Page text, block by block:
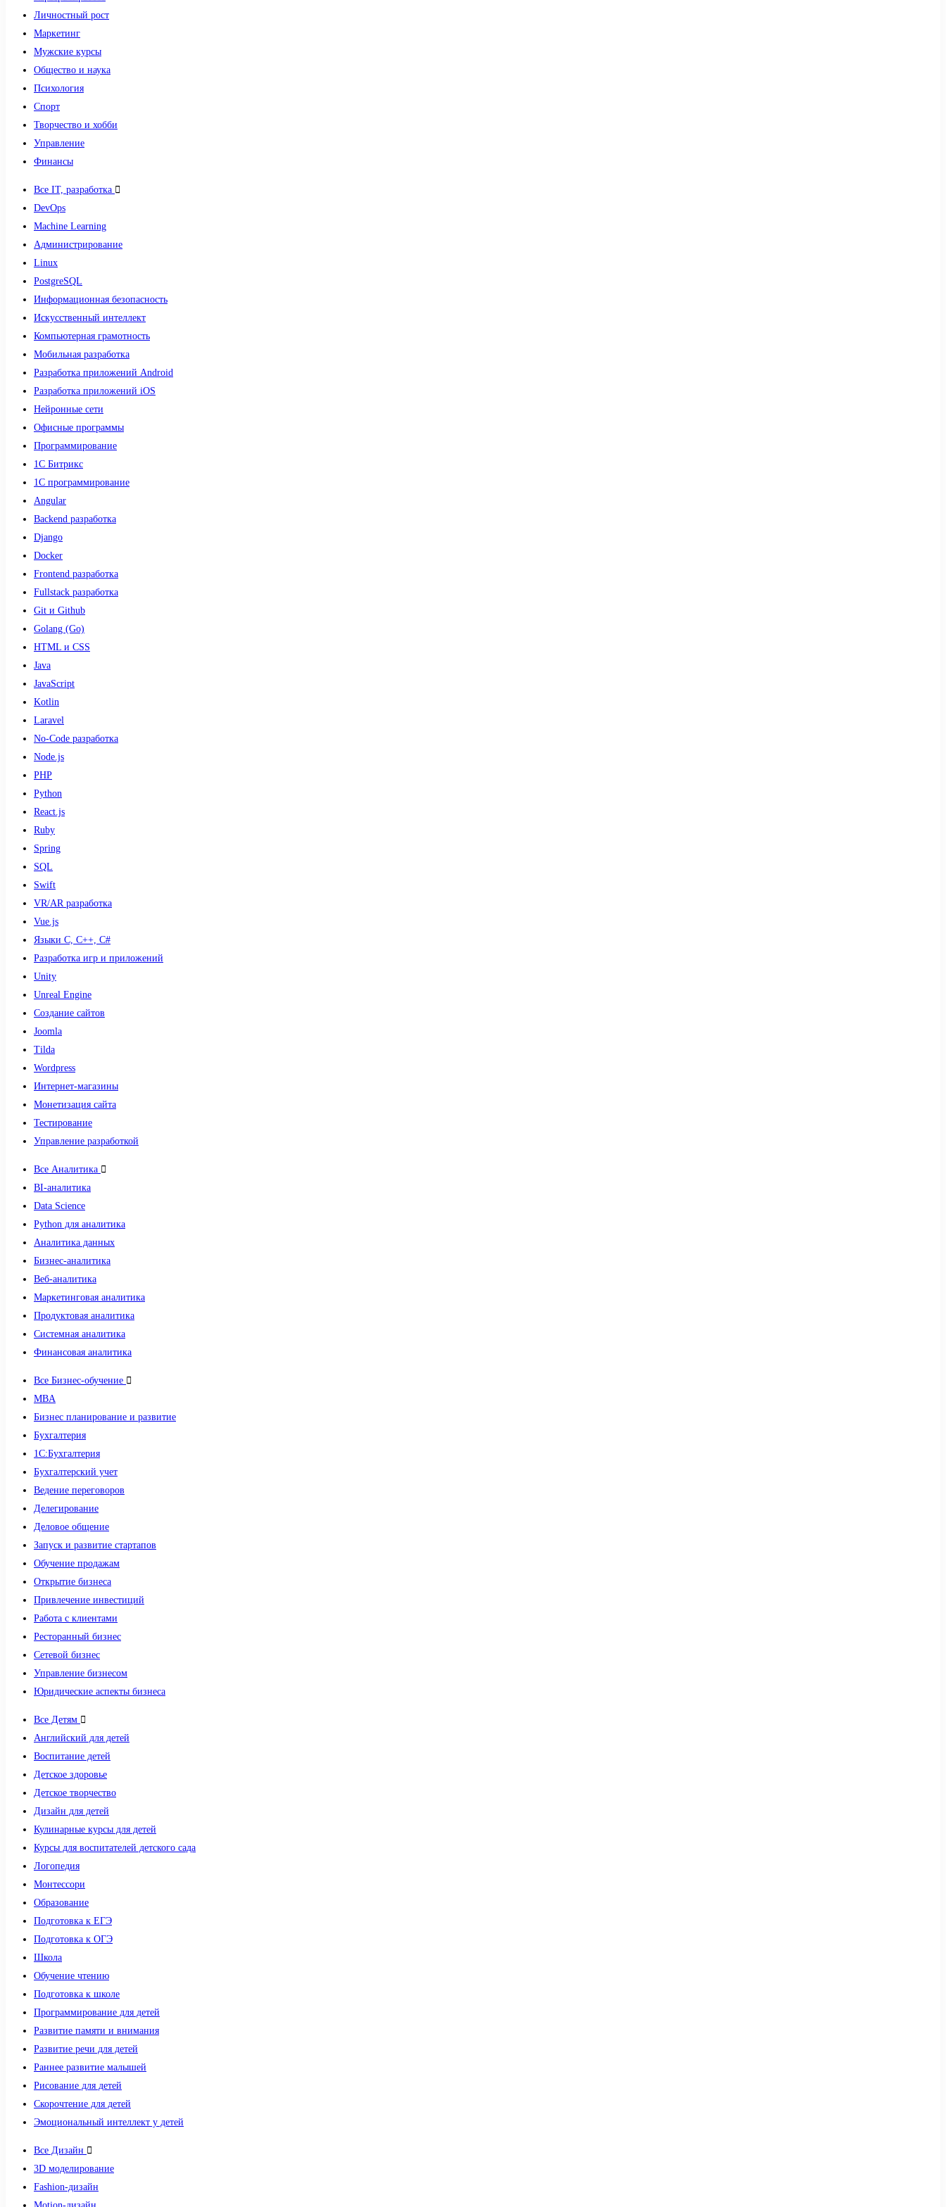
Личностный рост
Маркетинг
Мужские курсы
Общество и наука
Психология
Спорт
Творчество и хобби
Управление
Финансы
Все IT, разработка
DevOps
Machine Learning
Администрирование
Linux
PostgreSQL
Информационная безопасность
Искусственный интеллект
Компьютерная грамотность
Мобильная разработка
Разработка приложений Android
Разработка приложений iOS
Нейронные сети
Офисные программы
Программирование
1С Битрикс
1С программирование
Angular
Backend разработка
Django
Docker
Frontend разработка
Fullstack разработка
Git и Github
Golang (Go)
HTML и CSS
Java
JavaScript
Kotlin
Laravel
No-Code разработка
Node.js
PHP
Python
React.js
Ruby
Spring
SQL
Swift
VR/AR разработка
Vue.js
Языки С, С++, С#
Разработка игр и приложений
Unity
Unreal Engine
Создание сайтов
Joomla
Tilda
Wordpress
Интернет-магазины
Монетизация сайта
Тестирование
Управление разработкой
Все Аналитика
BI-аналитика
Data Science
Python для аналитика
Аналитика данных
Бизнес-аналитика
Веб-аналитика
Маркетинговая аналитика
Продуктовая аналитика
Системная аналитика
Финансовая аналитика
Все Бизнес-обучение
MBA
Бизнес планирование и развитие
Бухгалтерия
1C:Бухгалтерия
Бухгалтерский учет
Ведение переговоров
Делегирование
Деловое общение
Запуск и развитие стартапов
Обучение продажам
Открытие бизнеса
Привлечение инвестиций
Работа с клиентами
Ресторанный бизнес
Сетевой бизнес
Управление бизнесом
Юридические аспекты бизнеса
Все Детям
Английский для детей
Воспитание детей
Детское здоровье
Детское творчество
Дизайн для детей
Кулинарные курсы для детей
Курсы для воспитателей детского сада
Логопедия
Монтессори
Образование
Подготовка к ЕГЭ
Подготовка к ОГЭ
Школа
Обучение чтению
Подготовка к школе
Программирование для детей
Развитие памяти и внимания
Развитие речи для детей
Раннее развитие малышей
Рисование для детей
Скорочтение для детей
Эмоциональный интеллект у детей
Все Дизайн
3D моделирование
Fashion-дизайн